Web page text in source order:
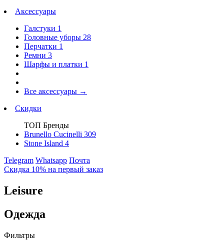
Аксессуары
Галстуки 1
Головные уборы 28
Перчатки 1
Ремни 3
Шарфы и платки 1
Все аксессуары →
Скидки
ТОП Бренды
Brunello Cucinelli 309
Stone Island 4
Telegram Whatsapp Почта
Скидка 10% на первый заказ
Leisure
Одежда
Фильтры